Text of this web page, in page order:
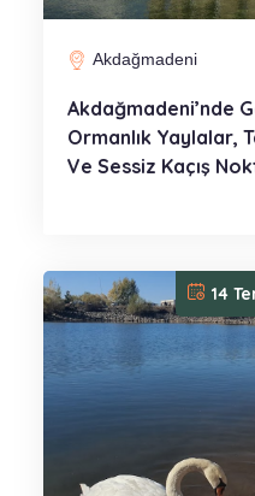
Akdağmadeni
Akdağmadeni’nde
Ormanlık Yaylalar,
Ve Sessiz Kaçış
14